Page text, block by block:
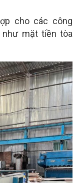
cho các công
mặt tiền tòa